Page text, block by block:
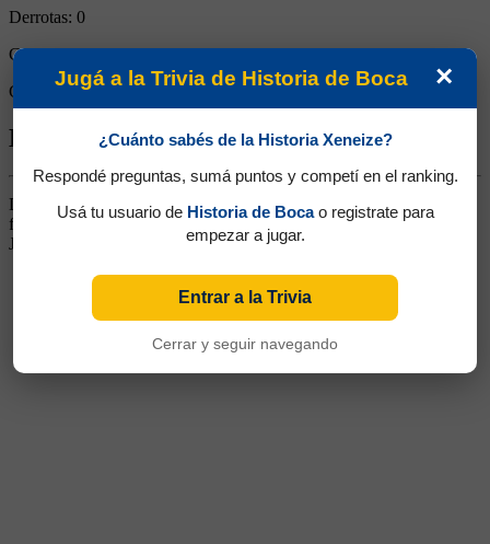
Derrotas: 0
Goles de Boca:1
Goles rivales: 0
Biografía de Francisco Fuentes
Delantero. Formó parte del equipo barrial Independencia Sud,
fundado en 1903. De allí muchos de sus integrantes fundarían Boca
Juniors un par de años después.
×
Jugá a la Trivia de Historia de Boca
¿Cuánto sabés de la Historia Xeneize?
Respondé preguntas, sumá puntos y competí en el ranking.
Usá tu usuario de Historia de Bocao registrate para
empezar a jugar.
Entrar a la Trivia
Cerrar y seguir navegando